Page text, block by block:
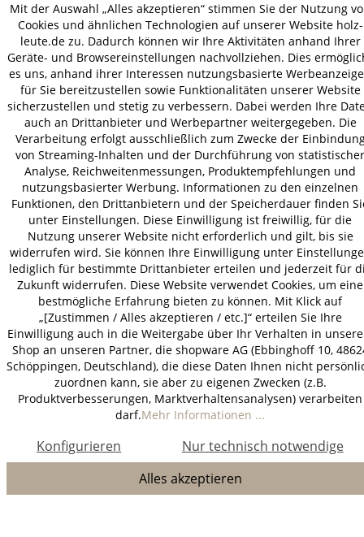
VERSAND
AGB Datenschutz
Impressum
© 2026 HOLZ-LEUTE
* Alle Preise inkl. gesetzl. Mehrwertsteuer zzgl.Versandkosten.
Mit der Auswahl „Alles akzeptieren“ stimmen Sie der Nutzung
Cookies und ähnlichen Technologien auf unserer Website holz-
leute.de zu. Dadurch können wir Ihre Aktivitäten anhand Ihrer
Geräte- und Browsereinstellungen nachvollziehen. Dies
es uns, anhand ihrer Interessen nutzungsbasierte
für Sie bereitzustellen sowie Funktionalitäten unserer Website
sicherzustellen und stetig zu verbessern. Dabei werden Ihre
auch an Drittanbieter und Werbepartner weitergegeben. Die
Verarbeitung erfolgt ausschließlich zum Zwecke der
von Streaming-Inhalten und der Durchführung von statistischer
Analyse, Reichweitenmessungen, Produktempfehlungen und
nutzungsbasierter Werbung. Informationen zu den einzelnen
Funktionen, den Drittanbietern und der Speicherdauer finden
unter Einstellungen. Diese Einwilligung ist freiwillig, für die
Nutzung unserer Website nicht erforderlich und gilt, bis sie
widerrufen wird. Sie können Ihre Einwilligung unter
lediglich für bestimmte Drittanbieter erteilen und jederzeit für
Zukunft widerrufen. Diese Website verwendet Cookies, um eine
bestmögliche Erfahrung bieten zu können. Mit Klick auf
„[Zustimmen / Alles akzeptieren / etc.]“ erteilen Sie Ihre
Einwilligung auch in die Weitergabe über Ihr Verhalten in
Shop an unseren Partner, die shopware AG (Ebbinghoff 10,
Schöppingen, Deutschland), die diese Daten Ihnen nicht
zuordnen kann, sie aber zu eigenen Zwecken (z.B.
Produktverbesserungen, Marktverhaltensanalysen) verarbeiten
darf.Mehr Informationen ...
Nur technisch notwendige
Konfigurieren
Alles akzeptieren